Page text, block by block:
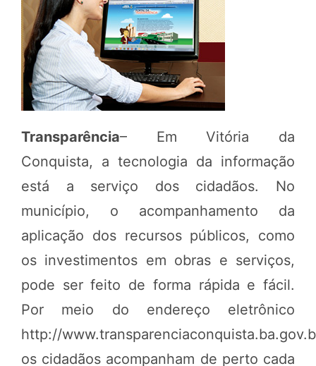
Transparência– Em Vitória da
Conquista, a tecnologia da informação
está a serviço dos cidadãos. No
município, o acompanhamento da
aplicação dos recursos públicos, como
os investimentos em obras e serviços,
pode ser feito de forma rápida e fácil.
Por meio do endereço eletrônico
http://
os cidadãos acompanham de perto cada